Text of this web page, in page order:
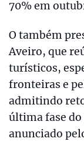
70% em
O também
Aveiro, que
turísticos,
fronteiras e
admitindo
última fase
anunciado